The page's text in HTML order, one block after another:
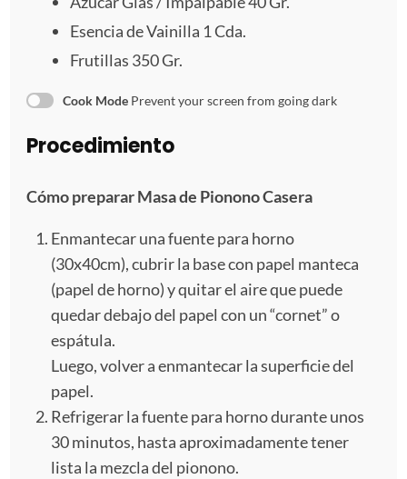
Esencia de Vainilla 1 Cda.
Frutillas 350Gr.
Cook Mode Prevent your screen from going dark
Procedimiento
Cómo preparar Masa de Pionono Casera
Enmantecar una fuente para horno
(30x40cm), cubrir la base con papel manteca
(papel de horno) y quitar el aire que puede
quedar debajo del papel con un “cornet” o
espátula.
Luego, volver a enmantecar la superficie del
papel.
Refrigerar la fuente para horno durante unos
30 minutos, hasta aproximadamente tener
lista la mezcla del pionono.